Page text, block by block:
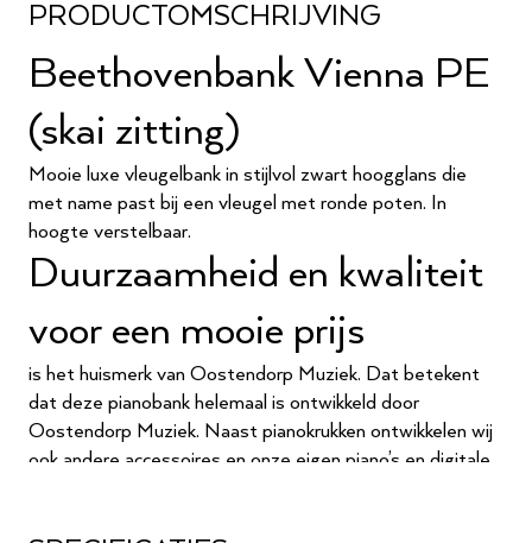
PRODUCTOMSCHRIJVING
Beethovenbank Vienna PE
(skai zitting)
Mooie luxe vleugelbank in stijlvol zwart hoogglans die
met name past bij een vleugel met ronde poten. In
hoogte verstelbaar.
Duurzaamheid en kwaliteit
voor een mooie prijs
is het huismerk van Oostendorp Muziek. Dat betekent
dat deze pianobank helemaal is ontwikkeld door
Oostendorp Muziek. Naast pianokrukken ontwikkelen wij
ook andere accessoires en onze eigen piano’s en digitale